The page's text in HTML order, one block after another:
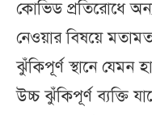
কোভিড প্রতিরোধে
নেওয়ার বিষয়ে
ঝুঁকিপূর্ণ স্থানে যেমন
উচ্চ ঝুঁকিপূর্ণ ব্যক্তি